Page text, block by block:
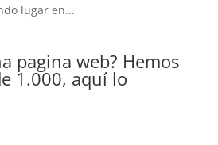
lugar en...
pagina web? Hemos
1.000, aquí lo